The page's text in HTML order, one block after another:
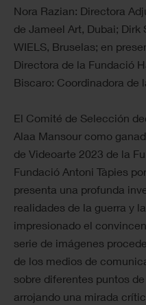
Nora Razian: Directora
de Jameel Art, Dubai; Dirk
WIELS, Bruselas; en
Directora de la Fundació
Biscaro: Coordinadora de
El Comité de Selección
Alaa Mansour como
de Videoarte 2023 de la
Fundació Antoni Tàpies
presenta una profunda
realidades de la guerra y
impresionado el
serie de imágenes
de los medios de
sobre diferentes puntos
arrojando una mirada